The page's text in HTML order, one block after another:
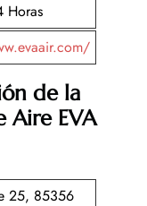
Horas
de la
Aire EVA
25, 85356